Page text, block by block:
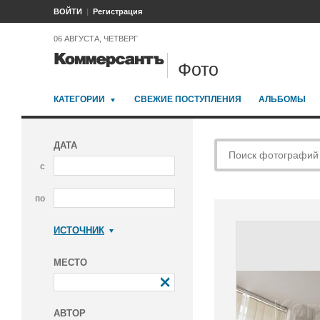
ВОЙТИ Регистрация
06 АВГУСТА, ЧЕТВЕРГ
Фото
КАТЕГОРИИ СВЕЖИЕ ПОСТУПЛЕНИЯ АЛЬБОМЫ
ДАТА
с
по
ИСТОЧНИК
МЕСТО
АВТОР